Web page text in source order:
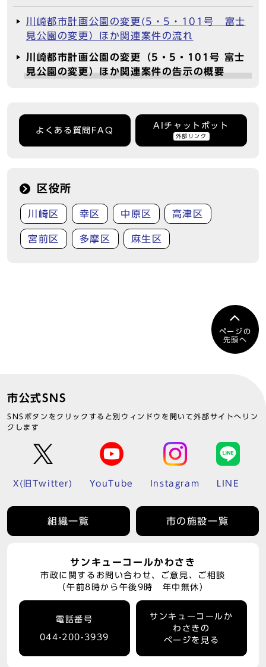
川崎都市計画公園の変更(5・5・101号 富士
見公園の変更）ほか関連案件の流れ
川崎都市計画公園の変更（5・5・101号 富士
見公園の変更）ほか関連案件の告示の概要
よくある質問FAQ
AIチャットボット
外部リンク
区役所
川崎区 幸区 中原区 高津区
宮前区 多摩区 麻生区
ページの
先頭へ
市公式SNS
SNSボタンをクリックすると別ウィンドウを開いて外部サイトへリン
クします
X(旧Twitter) YouTube Instagram LINE
組織一覧 市の施設一覧
サンキューコールかわさき
市政に関するお問い合わせ、ご意見、ご相談
（午前8時から午後9時 年中無休）
電話番号
044-200-3939
サンキューコールか
わさきの
ページを見る